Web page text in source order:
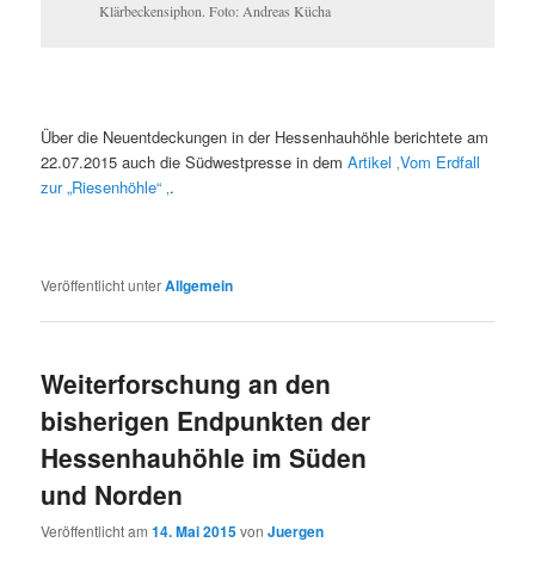
Klärbeckensiphon. Foto: Andreas Kücha
Über die Neuentdeckungen in der Hessenhauhöhle berichtete am
22.07.2015 auch die Südwestpresse in demArtikel ‚Vom Erdfall
zur „Riesenhöhle“ ‚ .
Veröffentlicht unterAllgemein
Weiterforschung an den
bisherigen Endpunkten der
Hessenhauhöhle im Süden
und Norden
Veröffentlicht am14. Mai 2015vonJuergen